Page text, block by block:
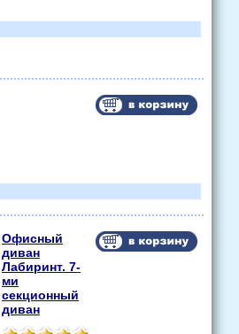
Офисный
диван
Лабиринт. 7-
ми
секционный
диван